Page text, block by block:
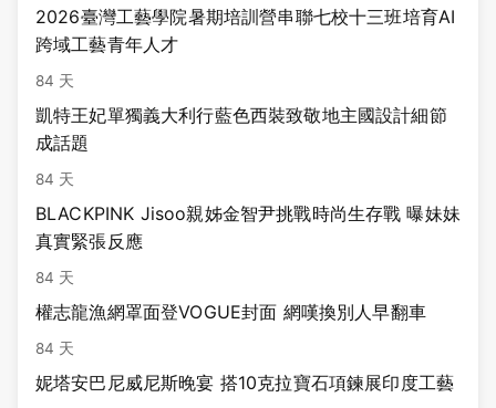
2026臺灣工藝學院暑期培訓營串聯七校十三班培育AI
跨域工藝青年人才
84 天
凱特王妃單獨義大利行藍色西裝致敬地主國設計細節
成話題
84 天
BLACKPINK Jisoo親姊金智尹挑戰時尚生存戰 曝妹妹
真實緊張反應
84 天
權志龍漁網罩面登VOGUE封面 網嘆換別人早翻車
84 天
妮塔安巴尼威尼斯晚宴 搭10克拉寶石項鍊展印度工藝